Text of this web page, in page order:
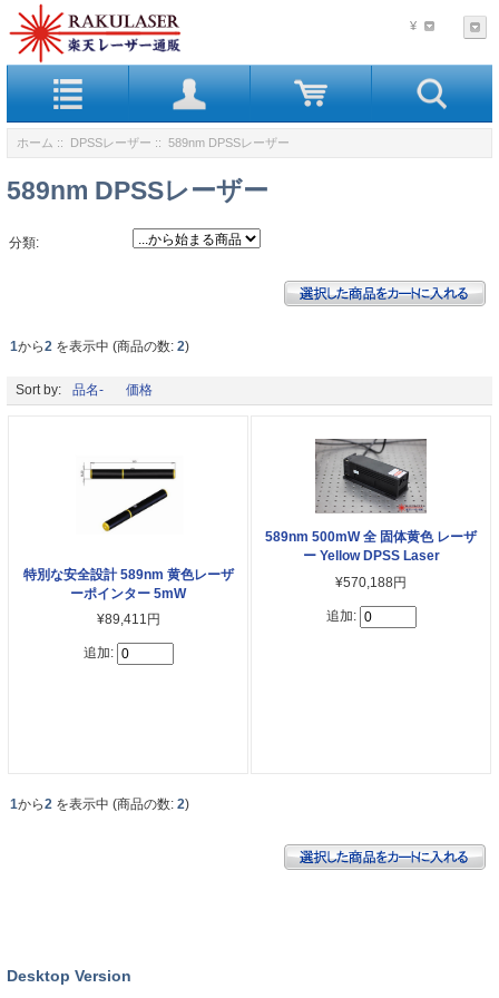
¥
ホーム :: DPSSレーザー :: 589nm DPSSレーザー
589nm DPSSレーザー
分類:
1から2 を表示中 (商品の数: 2)
Sort by: 品名- 価格
特別な安全設計 589nm 黄色レーザ
ーポインター 5mW
¥89,411円
追加:
589nm 500mW 全 固体黄色 レーザ
ー Yellow DPSS Laser
¥570,188円
追加:
1から2 を表示中 (商品の数: 2)
Desktop Version